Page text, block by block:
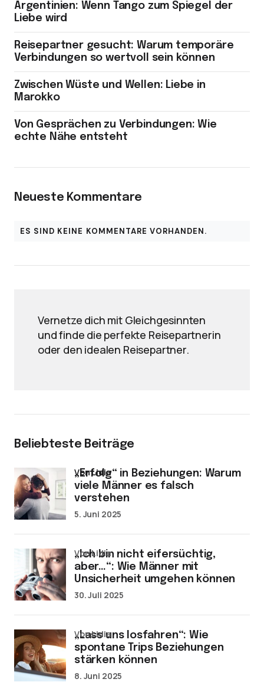
Argentinien: Wenn Tango zum Spiegel der
Liebe wird
Reisepartner gesucht: Warum temporäre
Verbindungen so wertvoll sein können
Zwischen Wüste und Wellen: Liebe in
Marokko
Von Gesprächen zu Verbindungen: Wie
echte Nähe entsteht
Neueste Kommentare
ES SIND KEINE KOMMENTARE VORHANDEN.
Vernetze dich mit Gleichgesinnten
und finde die perfekte Reisepartnerin
oder den idealen Reisepartner.
Beliebteste Beiträge
„Erfolg“ in Beziehungen: Warum
viele Männer es falsch
verstehen
von Lidia
5. Juni 2025
„Ich bin nicht eifersüchtig,
aber…“: Wie Männer mit
Unsicherheit umgehen können
von Lidia
30. Juli 2025
„Lass uns losfahren“: Wie
spontane Trips Beziehungen
stärken können
von Lidia
8. Juni 2025